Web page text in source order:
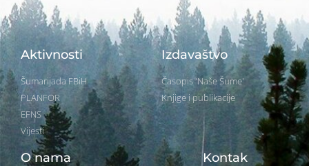
Aktivnosti
Šumarijada FBiH
PLANFOR
EFNS
Vijesti
Izdavaštvo
Časopis 'Naše Šume'
Knjige i publikacije
O nama Kontak